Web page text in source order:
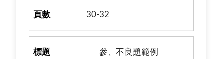
30-32
參、不良題範例